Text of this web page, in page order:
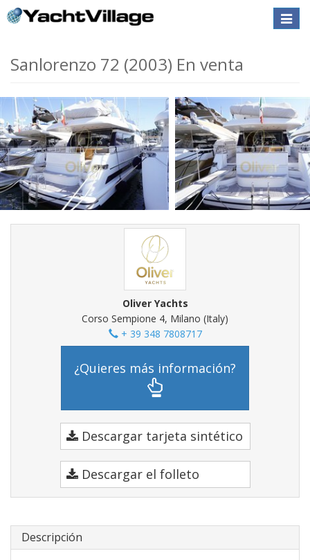
Toggle
Sanlorenzo 72 (2003) En venta
Oliver Yachts
Corso Sempione 4, Milano (Italy)
+ 39 348 7808717
¿Quieres más información?
Descargar tarjeta sintético
Descargar el folleto
Descripción